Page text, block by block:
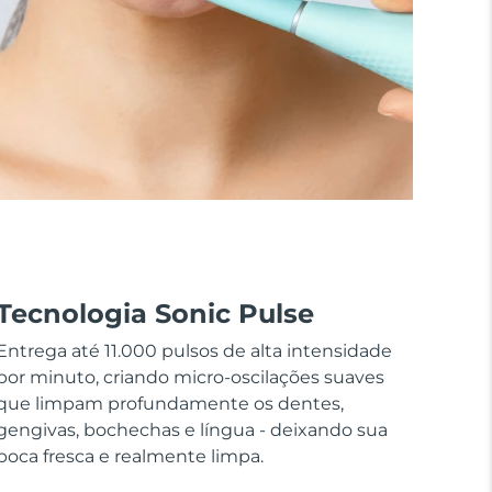
Sonic Pulse
até 11.000 pulsos de alta intensidade
minuto, criando micro-oscilações suaves
limpam profundamente os dentes,
bochechas e língua - deixando sua
fresca e realmente limpa.